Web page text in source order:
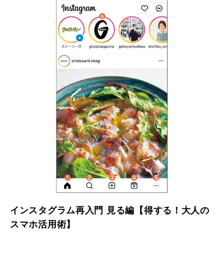
インスタグラム再入門 見る編【得する！大人の
スマホ活用術】